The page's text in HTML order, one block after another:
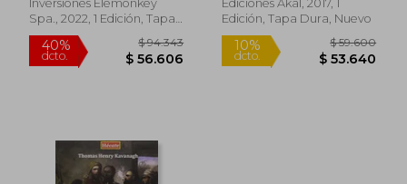
Inversiones Elemonkey
Spa., 2022, 1 Edición, Tapa
Blanda, Nuevo
40% $ 94.343
$ 56.606
Ediciones Akal, 2017, 1
Edición, Tapa Dura, Nuevo